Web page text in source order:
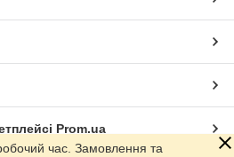
Prom.ua
час. Замовлення та